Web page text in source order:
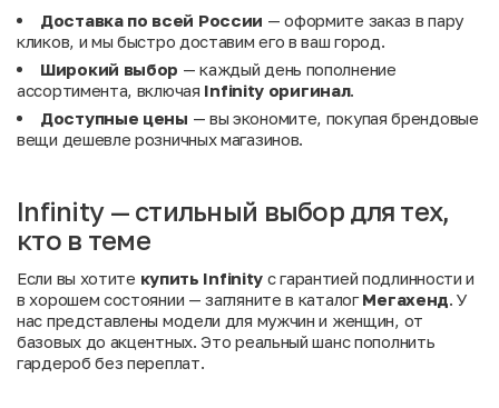
Доставка по всей России — оформите заказ в пару
кликов, и мы быстро доставим его в ваш город.
Широкий выбор — каждый день пополнение
ассортимента, включая Infinity оригинал.
Доступные цены — вы экономите, покупая брендовые
вещи дешевле розничных магазинов.
Infinity — стильный выбор для тех,
кто в теме
Если вы хотите купить Infinity с гарантией подлинности и
в хорошем состоянии — загляните в каталогМегахенд. У
нас представлены модели для мужчин и женщин, от
базовых до акцентных. Это реальный шанс пополнить
гардероб без переплат.